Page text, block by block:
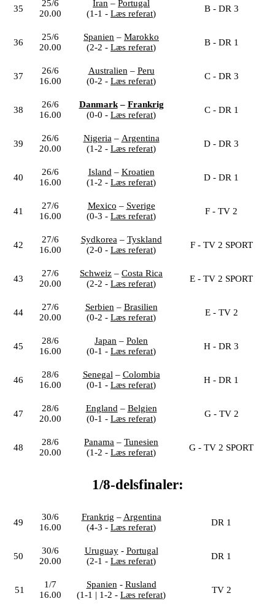
35
25/6
20.00
Iran – Portugal
(1-1 - Læs referat) B - DR 3
36
25/6
20.00
Spanien – Marokko
(2-2 - Læs referat) B - DR 1
37
26/6
16.00
Australien – Peru
(0-2 - Læs referat) C - DR 3
38
26/6
16.00
Danmark– Frankrig
(0-0 - Læs referat) C - DR 1
39
26/6
20.00
Nigeria – Argentina
(1-2 - Læs referat) D - DR 3
40
26/6
16.00
Island – Kroatien
(1-2 - Læs referat) D - DR 1
41
27/6
16.00
Mexico – Sverige
(0-3 - Læs referat) F - TV 2
42
27/6
16.00
Sydkorea – Tyskland
(2-0 - Læs referat) F - TV 2 SPORT
43
27/6
20.00
Schweiz – Costa Rica
(2-2 - Læs referat) E - TV 2 SPORT
44
27/6
20.00
Serbien – Brasilien
(0-2 - Læs referat) E - TV 2
45
28/6
16.00
Japan – Polen
(0-1 - Læs referat) H - DR 3
46
28/6
16.00
Senegal – Colombia
(0-1 - Læs referat) H - DR 1
47
28/6
20.00
England – Belgien
(0-1 - Læs referat) G - TV 2
48
28/6
20.00
Panama – Tunesien
(1-2 - Læs referat) G - TV 2 SPORT
1/8-delsfinaler:
49
30/6
16.00
Frankrig – Argentina
(4-3 - Læs referat) DR 1
50
30/6
20.00
Uruguay- Portugal
(2-1 - Læs referat) DR 1
51
1/7
16.00
Spanien - Rusland
(1-1 | 1-2 - Læs referat) TV 2